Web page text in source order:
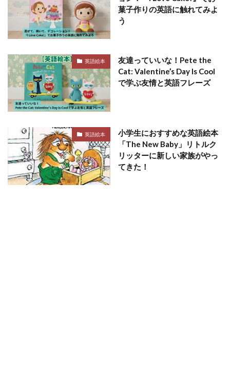
菓子作りの英語に触れてみよ
う
英語絵本
友達っていいな！Pete the
Cat: Valentine’s Day Is Cool
で学ぶ友情と英語フレーズ
英語絵本
小学生におすすめな英語絵本
「The New Baby」リトルク
リッターに新しい家族がやっ
てきた！